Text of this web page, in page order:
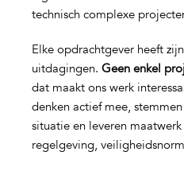
technisch complexe
Elke opdrachtgever heeft
uitdagingen. Geen enkel
dat maakt ons werk
denken actief mee,
situatie en leveren
regelgeving,